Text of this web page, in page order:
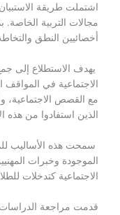
اشتملت طريقة
مجالات التربية
أخصائيين النطق
يهدف الاستطلاع إلى
الاجتماعية في المواقف
مع القصص
الذين استفادوا من هذه
سمحت هذه الأساليب
الموجودة وخبرات
الاجتماعية كتدخلات
قدمت مراجعة الدراسات